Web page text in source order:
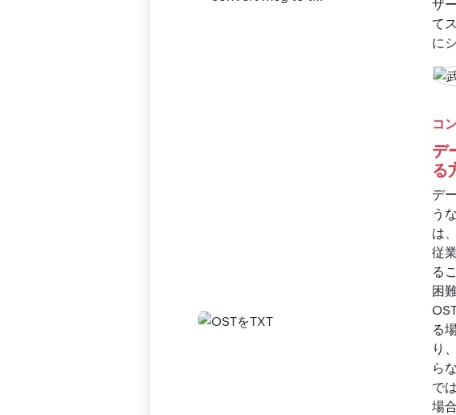
ザ
て
に
コ
デ
る
デ
う
は
従
る
困
る
り
ら
で
場